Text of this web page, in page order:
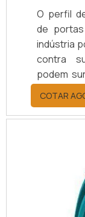
O perfil
de
indústria
contra
podem
o que
uso de
podem
fica
COTAR